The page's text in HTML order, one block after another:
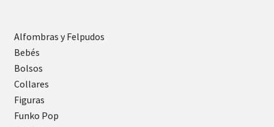
Alfombras y Felpudos
Bebés
Bolsos
Collares
Figuras
Funko Pop